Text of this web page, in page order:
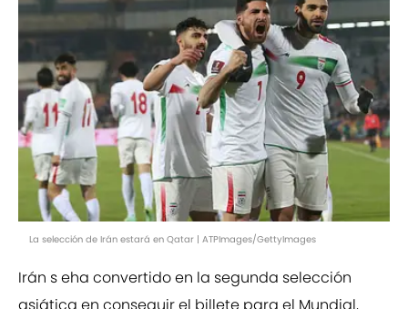
La selección de Irán estará en Qatar | ATPImages/GettyImages
Irán s eha convertido en la segunda selección